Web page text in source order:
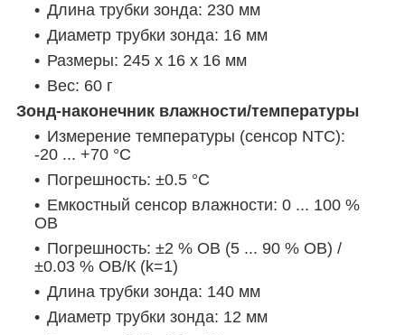
Длина трубки зонда: 230 мм
Диаметр трубки зонда: 16 мм
Размеры: 245 x 16 x 16 мм
Вес: 60 г
Зонд-наконечник влажности/температуры
Измерение температуры (сенсор NTC):
-20 ... +70 °C
Погрешность: ±0.5 °C
Емкостный сенсор влажности: 0 ... 100 %
ОВ
Погрешность: ±2 % ОВ (5 ... 90 % ОВ) /
±0.03 % ОВ/К (k=1)
Длина трубки зонда: 140 мм
Диаметр трубки зонда: 12 мм